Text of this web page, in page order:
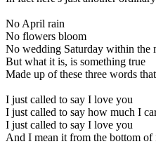
No April rain
No flowers bloom
No wedding Saturday within the
But what it is, is something true
Made up of these three words
I just called to say I love you
I just called to say how much I
I just called to say I love you
And I mean it from the bottom of